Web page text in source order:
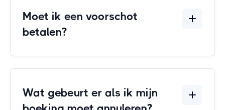
Moet ik een voorschot
betalen?
Wat gebeurt er als ik mijn